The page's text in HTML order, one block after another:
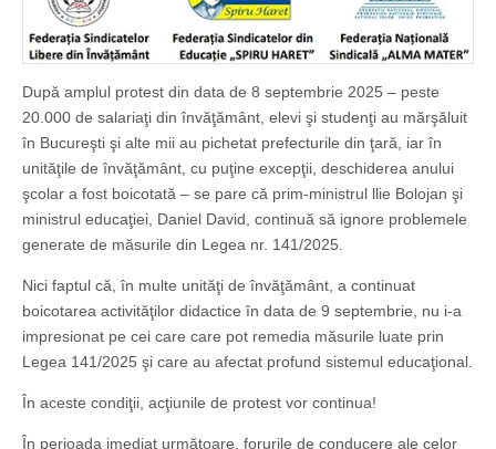
După amplul protest din data de 8 septembrie 2025 – peste
20.000 de salariaţi din învăţământ, elevi şi studenţi au mărşăluit
în Bucureşti şi alte mii au pichetat prefecturile din ţară, iar în
unităţile de învăţământ, cu puţine excepţii, deschiderea anului
şcolar a fost boicotată – se pare că prim-ministrul llie Bolojan şi
ministrul educaţiei, Daniel David, continuă să ignore problemele
generate de măsurile din Legea nr. 141/2025.
Nici faptul că, în multe unităţi de învăţământ, a continuat
boicotarea activităţilor didactice în data de 9 septembrie, nu i-a
impresionat pe cei care care pot remedia măsurile luate prin
Legea 141/2025 şi care au afectat profund sistemul educaţional.
În aceste condiţii, acţiunile de protest vor continua!
În perioada imediat următoare, forurile de conducere ale celor